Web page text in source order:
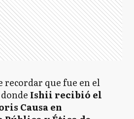
recordar que fue en el
Ishii recibió el
Causa en